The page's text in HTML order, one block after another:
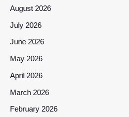
August 2026
July 2026
June 2026
May 2026
April 2026
March 2026
February 2026